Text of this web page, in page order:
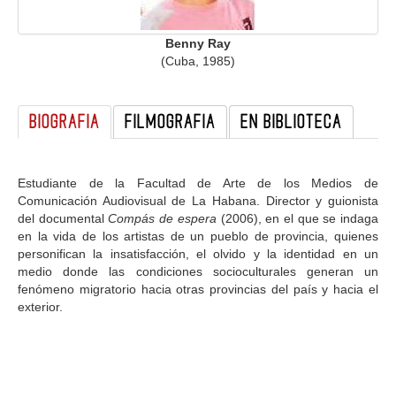
Benny Ray
(Cuba, 1985)
BIOGRAFIA FILMOGRAFIA EN BIBLIOTECA
Estudiante de la Facultad de Arte de los Medios de
Comunicación Audiovisual de La Habana. Director y guionista
del documentalCompás de espera (2006), en el que se indaga
en la vida de los artistas de un pueblo de provincia, quienes
personifican la insatisfacción, el olvido y la identidad en un
medio donde las condiciones socioculturales generan un
fenómeno migratorio hacia otras provincias del país y hacia el
exterior.